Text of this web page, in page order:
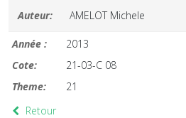
Auteur: AMELOT Michele
Année :
2013
Cote:
21-03-C 08
Theme:
21
Retour